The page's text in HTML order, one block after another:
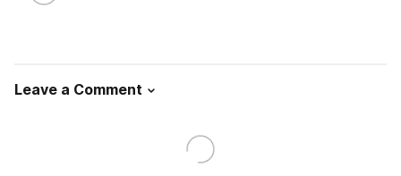
Leave a Comment